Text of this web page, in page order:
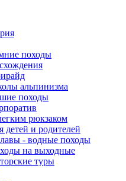
походы
альпинизма
походы
рюкзаком
детей и родителей
- водные походы
на выходные
туры